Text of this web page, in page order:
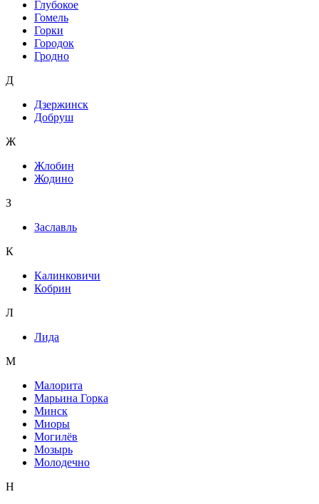
Глубокое
Гомель
Горки
Городок
Гродно
Д
Дзержинск
Добруш
Ж
Жлобин
Жодино
З
Заславль
К
Калинковичи
Кобрин
Л
Лида
М
Малорита
Марьина Горка
Минск
Миоры
Могилёв
Мозырь
Молодечно
Н